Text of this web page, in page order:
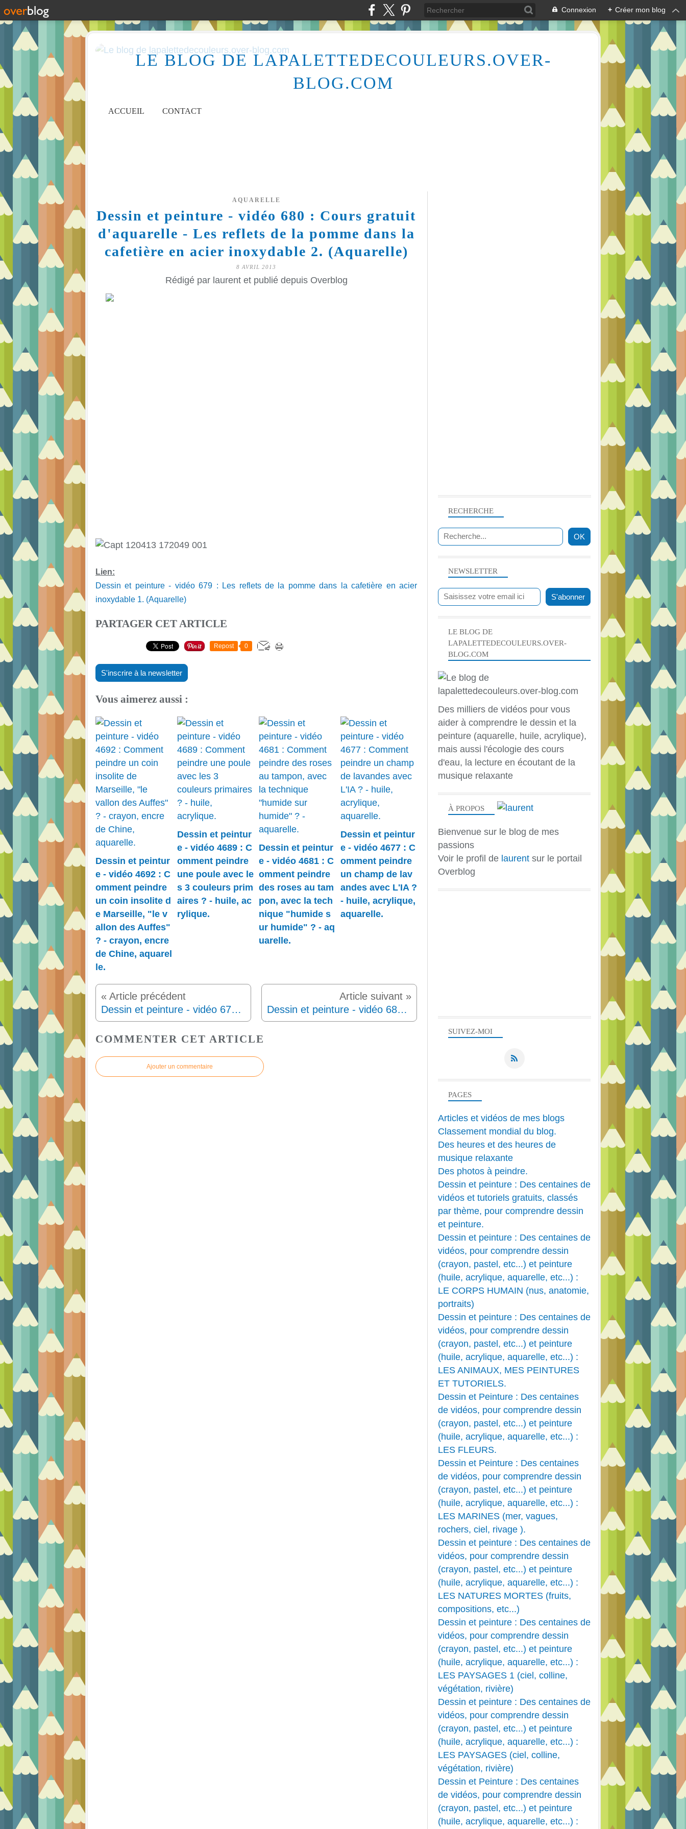
Connexion + Créer mon blog
LE BLOG DE LAPALETTEDECOULEURS.OVER-
BLOG.COM
ACCUEIL CONTACT
AQUARELLE
Dessin et peinture - vidéo 680 : Cours gratuit
d'aquarelle - Les reflets de la pomme dans la
cafetière en acier inoxydable 2. (Aquarelle)
8 AVRIL 2013
Rédigé par laurent et publié depuis Overblog
Lien:
Dessin et peinture - vidéo 679 : Les reflets de la pomme dans la cafetière en acier
inoxydable 1. (Aquarelle)
PARTAGER CET ARTICLE
Repost 0
S'inscrire à la newsletter
Vous aimerez aussi :
Dessin et peintur
e - vidéo 4692 : C
omment peindre
un coin insolite d
e Marseille, "le v
allon des Auffes"
? - crayon, encre
de Chine, aquarel
le.
Dessin et peintur
e - vidéo 4689 : C
omment peindre
une poule avec le
s 3 couleurs prim
aires ? - huile, ac
rylique.
Dessin et peintur
e - vidéo 4681 : C
omment peindre
des roses au tam
pon, avec la tech
nique "humide s
ur humide" ? - aq
uarelle.
Dessin et peintur
e - vidéo 4677 : C
omment peindre
un champ de lav
andes avec L'IA ?
- huile, acrylique,
aquarelle.
Dessin et peinture - vidéo 679 : Cours gratuit d'aquarelle - Les reflets de la pomme dans la cafetière en acier inoxydable 1. (Aquarelle) Dessin et peinture - vidéo 681 : Cours gratuit d'aquarelle - Les reflets de la pomme dans la cafetière en acier inoxydable 3. (Aquarelle)
COMMENTER CET ARTICLE
Ajouter un commentaire
NEWSLETTER
SUIVEZ-MOI
RECHERCHE
LE BLOG DE
LAPALETTEDECOULEURS.OVER-
BLOG.COM
Des milliers de vidéos pour vous
aider à comprendre le dessin et la
peinture (aquarelle, huile, acrylique),
mais aussi l'écologie des cours
d'eau, la lecture en écoutant de la
musique relaxante
À PROPOS
Bienvenue sur le blog de mes
passions
Voir le profil de laurent sur le portail
Overblog
PAGES
Articles et vidéos de mes blogs
Classement mondial du blog.
Des heures et des heures de
musique relaxante
Des photos à peindre.
Dessin et peinture : Des centaines de
vidéos et tutoriels gratuits, classés
par thème, pour comprendre dessin
et peinture.
Dessin et peinture : Des centaines de
vidéos, pour comprendre dessin
(crayon, pastel, etc...) et peinture
(huile, acrylique, aquarelle, etc...) :
LE CORPS HUMAIN (nus, anatomie,
portraits)
Dessin et peinture : Des centaines de
vidéos, pour comprendre dessin
(crayon, pastel, etc...) et peinture
(huile, acrylique, aquarelle, etc...) :
LES ANIMAUX, MES PEINTURES
ET TUTORIELS.
Dessin et Peinture : Des centaines
de vidéos, pour comprendre dessin
(crayon, pastel, etc...) et peinture
(huile, acrylique, aquarelle, etc...) :
LES FLEURS.
Dessin et Peinture : Des centaines
de vidéos, pour comprendre dessin
(crayon, pastel, etc...) et peinture
(huile, acrylique, aquarelle, etc...) :
LES MARINES (mer, vagues,
rochers, ciel, rivage ).
Dessin et peinture : Des centaines de
vidéos, pour comprendre dessin
(crayon, pastel, etc...) et peinture
(huile, acrylique, aquarelle, etc...) :
LES NATURES MORTES (fruits,
compositions, etc...)
Dessin et peinture : Des centaines de
vidéos, pour comprendre dessin
(crayon, pastel, etc...) et peinture
(huile, acrylique, aquarelle, etc...) :
LES PAYSAGES 1 (ciel, colline,
végétation, rivière)
Dessin et peinture : Des centaines de
vidéos, pour comprendre dessin
(crayon, pastel, etc...) et peinture
(huile, acrylique, aquarelle, etc...) :
LES PAYSAGES (ciel, colline,
végétation, rivière)
Dessin et Peinture : Des centaines
de vidéos, pour comprendre dessin
(crayon, pastel, etc...) et peinture
(huile, acrylique, aquarelle, etc...) :